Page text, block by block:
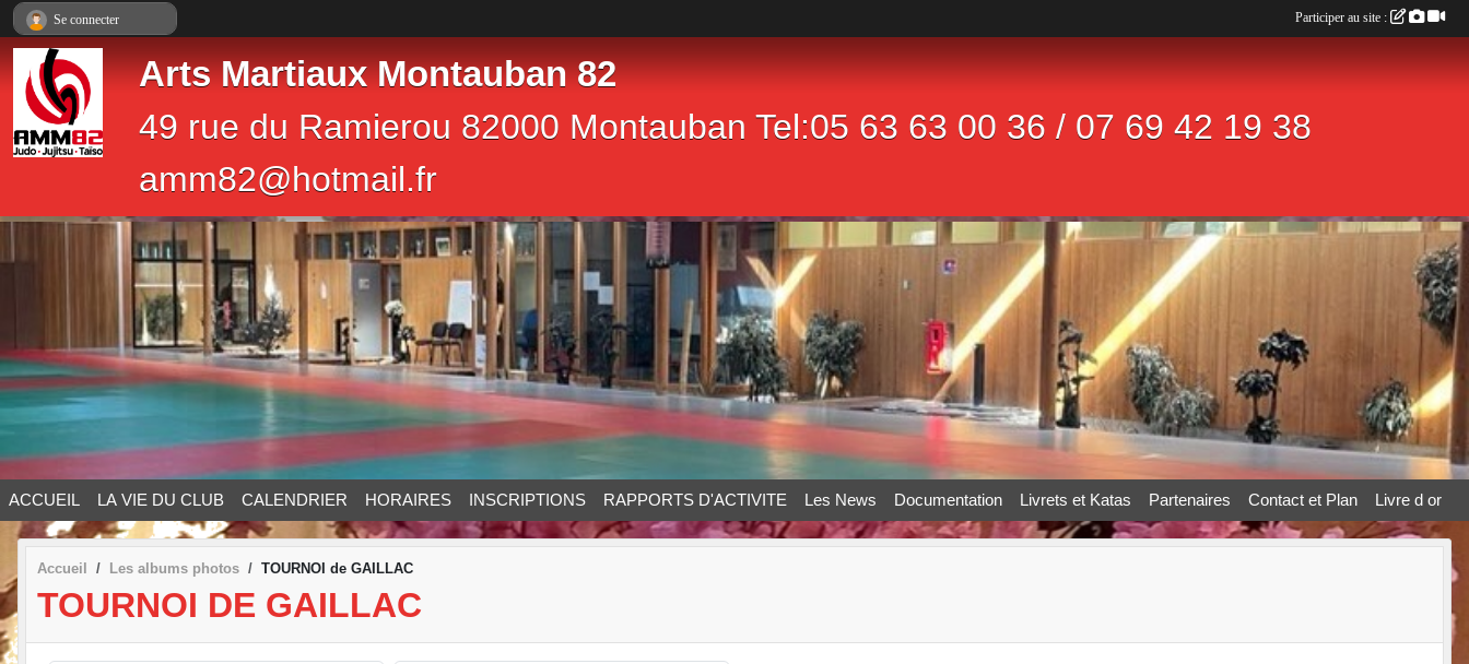
Arts Martiaux Montauban 82
49 rue du Ramierou 82000 Montauban Tel:05 63 63 00 36 / 07 69 42 19 38
amm82@hotmail.fr
ACCUEIL LA VIE DU CLUB CALENDRIER HORAIRES INSCRIPTIONS RAPPORTS D'ACTIVITE Les News Documentation Livrets et Katas Partenaires Contact et Plan Livre d or
Accueil Les albums photos TOURNOI de GAILLAC
TOURNOI DE GAILLAC
Se connecter Participer au site :
Panneau de gestion des cookies